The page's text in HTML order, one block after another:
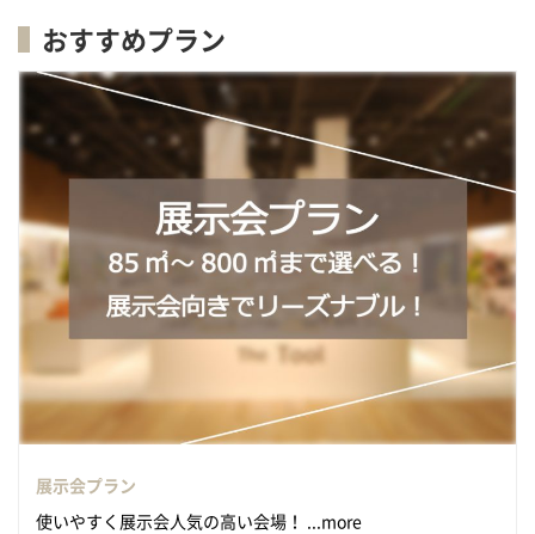
おすすめプラン
展示会プラン
使いやすく展示会人気の高い会場！ ...more